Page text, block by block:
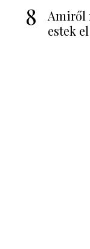
8
Amiről
estek